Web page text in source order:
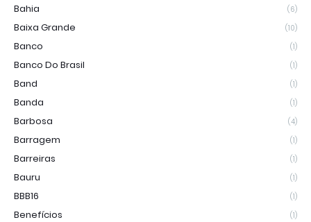
Bahia (6)
Baixa Grande (10)
Banco (1)
Banco Do Brasil (1)
Band (1)
Banda (1)
Barbosa (4)
Barragem (1)
Barreiras (1)
Bauru (1)
BBB16 (1)
Benefícios (1)